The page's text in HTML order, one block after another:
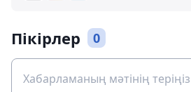
Пікірлер 0